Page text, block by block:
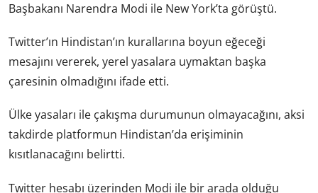
Başbakanı Narendra Modi ile New York’ta görüştü.
Twitter’ın Hindistan’ın kurallarına boyun eğeceği
mesajını vererek, yerel yasalara uymaktan başka
çaresinin olmadığını ifade etti.
Ülke yasaları ile çakışma durumunun olmayacağını, aksi
takdirde platformun Hindistan’da erişiminin
kısıtlanacağını belirtti.
Twitter hesabı üzerinden Modi ile bir arada olduğu